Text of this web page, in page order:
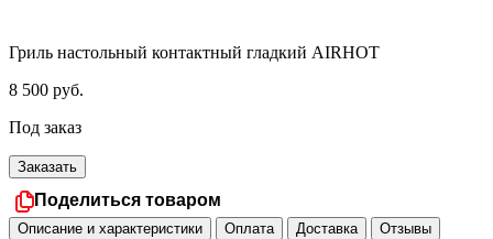
Гриль настольный контактный гладкий AIRHOT
8 500 руб.
Под заказ
Заказать
Поделиться товаром
Описание и характеристики Оплата Доставка
Отзывы